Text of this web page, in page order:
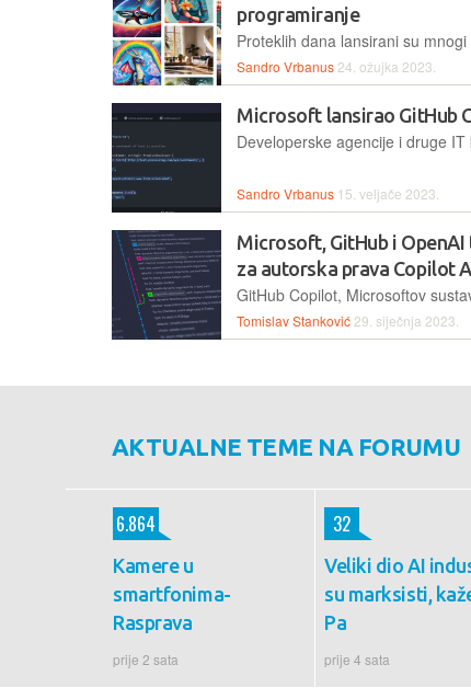
programiranje
Sandro Vrbanus 24. ožujka 2023.
Microsoft lansirao GitHub
Sandro Vrbanus 15. veljače 2023.
Microsoft, GitHub i
za autorska prava Copilot
Tomislav Stanković 29. siječnja 2023.
AKTUALNE TEME NA FORUMU
Kamere u
smartfonima-
Rasprava
prije 2 sata
6.864
Veliki dio AI
su marksisti,
Pa
prije 4 sata
32